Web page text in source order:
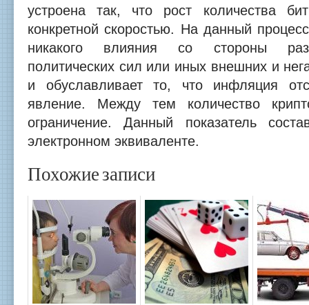
устроена так, что рост количества
конкретной скоростью. На данный
никакого влияния со стороны
политических сил или иных внешних и
и обуславливает то, что инфляция
явление. Между тем количество
ограничение. Данный показатель
электронном эквиваленте.
Похожие записи